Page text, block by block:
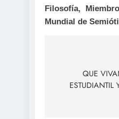
Filosofía,
Mundial de
entradas
QUE